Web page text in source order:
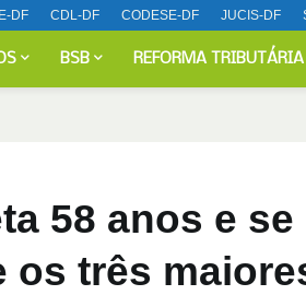
DF CDL-DF CODESE-DF JUCIS-DF
BSB REFORMA TRIBUTÁRIA
58 anos e se
os três